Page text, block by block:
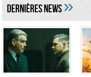
DERNIÈRES NEWS»